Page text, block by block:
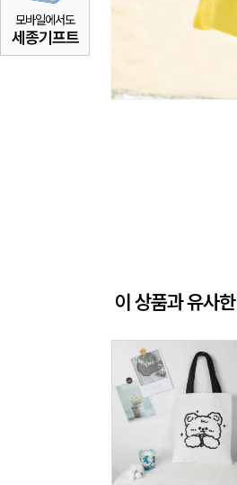
모바일에서도
세종기프트
이 상품과 유사한